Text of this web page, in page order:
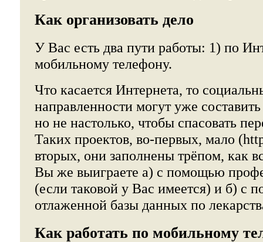
Как организовать дело
У Вас есть два пути работы: 1) по
мобильному телефону.
Что касается Интернета, то
направленности могут уже
но не настолько, чтобы спасовать
Таких проектов, во-первых, мало
вторых, они заполнены трёпом, как
Вы же выиграете а) с помощью
(если таковой у Вас имеется) и б) с
отлаженной базы данных по
Как работать по мобильному